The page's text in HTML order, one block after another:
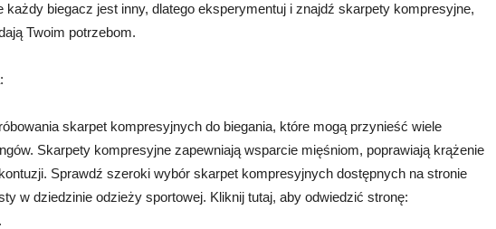
każdy biegacz jest inny, dlatego eksperymentuj i znajdź skarpety kompresyjne,
Twoim potrzebom.
skarpet kompresyjnych do biegania, które mogą przynieść wiele
Skarpety kompresyjne zapewniają wsparcie mięśniom, poprawiają krążenie
Sprawdź szeroki wybór skarpet kompresyjnych dostępnych na stronie
w dziedzinie odzieży sportowej. Kliknij tutaj, aby odwiedzić stronę:
.